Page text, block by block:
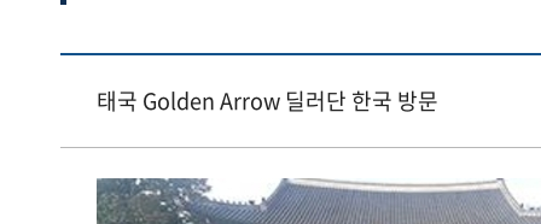
태국 Golden Arrow 딜러단 한국 방문